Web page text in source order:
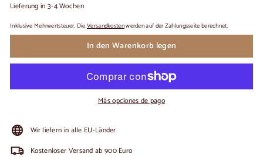
Lieferung in 3-4 Wochen
Inklusive Mehrwertsteuer. DieVersandkostenwerden auf der Zahlungsseite berechnet.
In den Warenkorb legen
Más opciones de pago
Wir liefern in alle EU-Länder
Kostenloser Versand ab 900 Euro